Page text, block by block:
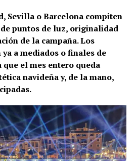
Sevilla o Barcelona compiten
puntos de luz, originalidad
de la campaña. Los
a mediados o finales de
el mes entero queda
navideña y, de la mano,